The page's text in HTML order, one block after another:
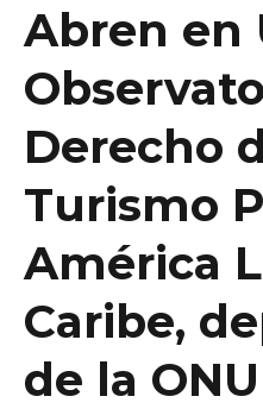
Abren en
Derecho
Turismo
América
Caribe,
de la ONU